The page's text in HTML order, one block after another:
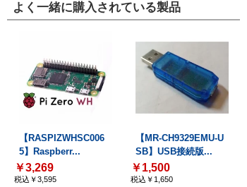
よく一緒に購入されている製品
【RASPIZWHSC006
5】Raspberr...
￥3,269
税込￥3,595
【MR-CH9329EMU-U
SB】USB接続版...
￥1,500
税込￥1,650